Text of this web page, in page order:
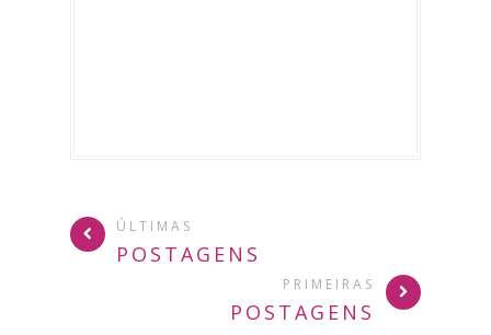
ÚLTIMAS
POSTAGENS
PRIMEIRAS
POSTAGENS